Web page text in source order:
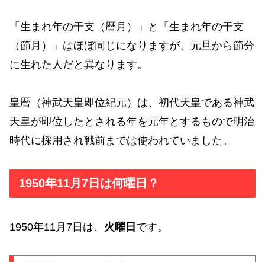
「生まれ年の干支（暦月）」と「生まれ年の干支
（節月）」はほぼ同じになりますが、元旦から節分
に生れた人だと異なります。
皇暦（神武天皇即位紀元）は、初代天皇である神武
天皇が即位したとされる年を元年とするもので明治
時代に採用され戦前までは使われていました。
1950年11月7日は何曜日？
1950年11月7日は、 火曜日 です。